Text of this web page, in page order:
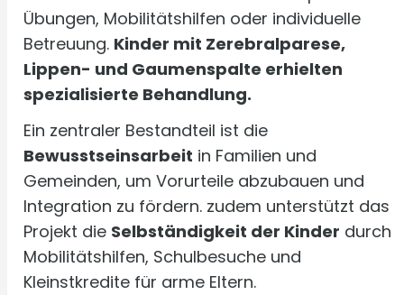
Übungen, Mobilitätshilfen oder individuelle
Betreuung. Kinder mit Zerebralparese,
Lippen- und Gaumenspalte erhielten
spezialisierte Behandlung.
Ein zentraler Bestandteil ist die
Bewusstseinsarbeit in Familien und
Gemeinden, um Vorurteile abzubauen und
Integration zu fördern. zudem unterstützt das
Projekt die Selbständigkeit der Kinder durch
Mobilitätshilfen, Schulbesuche und
Kleinstkredite für arme Eltern.